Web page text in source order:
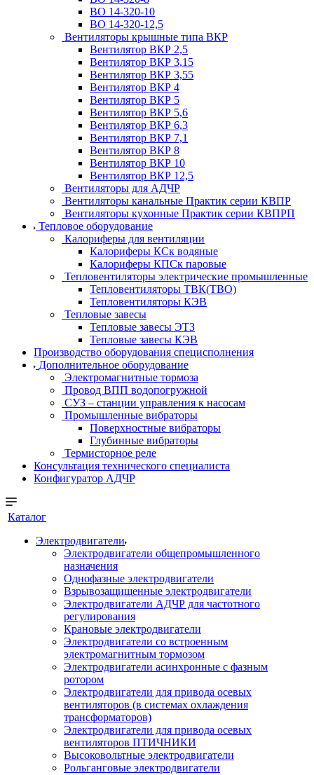
ВО 14-320-10
ВО 14-320-12,5
Вентиляторы крышные типа ВКР
Вентилятор ВКР 2,5
Вентилятор ВКР 3,15
Вентилятор ВКР 3,55
Вентилятор ВКР 4
Вентилятор ВКР 5
Вентилятор ВКР 5,6
Вентилятор ВКР 6,3
Вентилятор ВКР 7,1
Вентилятор ВКР 8
Вентилятор ВКР 10
Вентилятор ВКР 12,5
Вентиляторы для АДЧР
Вентиляторы канальные Практик серии КВПР
Вентиляторы кухонные Практик серии КВПРП
Тепловое оборудование
Калориферы для вентиляции
Калориферы КСк водяные
Калориферы КПСк паровые
Тепловентиляторы электрические промышленные
Тепловентиляторы ТВК(ТВО)
Тепловентиляторы КЭВ
Тепловые завесы
Тепловые завесы ЭТЗ
Тепловые завесы КЭВ
Производство оборудования специсполнения
Дополнительное оборудование
Электромагнитные тормоза
Провод ВПП водопогружной
СУЗ – станции управления к насосам
Промышленные вибраторы
Поверхностные вибраторы
Глубинные вибраторы
Термисторное реле
Консультация технического специалиста
Конфигуратор АДЧР
Каталог
Электродвигатели
Электродвигатели общепромышленного
назначения
Однофазные электродвигатели
Взрывозащищенные электродвигатели
Электродвигатели АДЧР для частотного
регулирования
Крановые электродвигатели
Электродвигатели со встроенным
электромагнитным тормозом
Электродвигатели асинхронные с фазным
ротором
Электродвигатели для привода осевых
вентиляторов (в системах охлаждения
трансформаторов)
Электродвигатели для привода осевых
вентиляторов ПТИЧНИКИ
Высоковольтные электродвигатели
Рольганговые электродвигатели